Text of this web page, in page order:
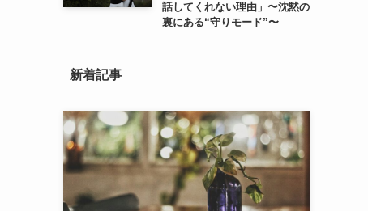
話してくれない理由」〜沈黙の
裏にある“守りモード”〜
新着記事